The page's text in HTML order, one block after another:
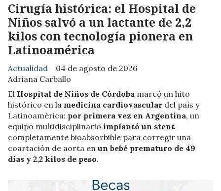
Cirugía histórica: el Hospital de
Niños salvó a un lactante de 2,2
kilos con tecnología pionera en
Latinoamérica
Adriana Carballo
Actualidad 04 de agosto de 2026
El Hospital de Niños de Córdoba marcó un hito
histórico en la medicina cardiovascular del país y
Latinoamérica: por primera vez en Argentina, un
equipo multidisciplinario implantó un stent
completamente bioabsorbible para corregir una
coartación de aorta en un bebé prematuro de 49
días y 2,2 kilos de peso.